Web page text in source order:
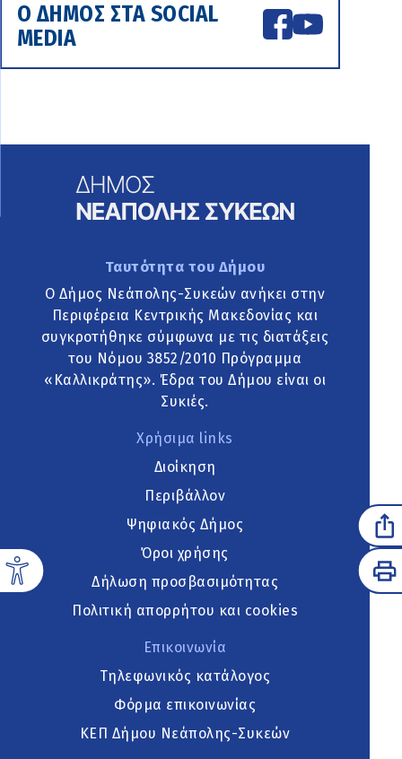
Ο ΔΗΜΟΣ ΣΤΑ SOCIAL
MEDIA
Ταυτότητα του Δήμου
Ο Δήμος Νεάπολης-Συκεών ανήκει στην
Περιφέρεια Κεντρικής Μακεδονίας και
συγκροτήθηκε σύμφωνα με τις διατάξεις
του Νόμου 3852/2010 Πρόγραμμα
«Καλλικράτης». Έδρα του Δήμου είναι οι
Συκιές.
Χρήσιμα links
Διοίκηση
Περιβάλλον
Ψηφιακός Δήμος
Όροι χρήσης
Δήλωση προσβασιμότητας
Πολιτική απορρήτου και cookies
Επικοινωνία
Τηλεφωνικός κατάλογος
Φόρμα επικοινωνίας
ΚΕΠ Δήμου Νεάπολης-Συκεών